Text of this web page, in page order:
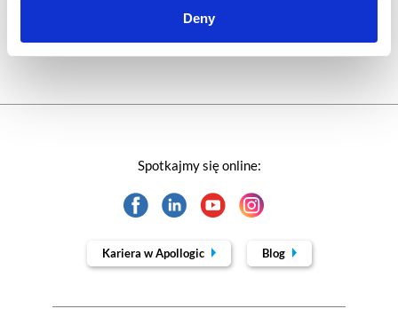
Deny
Spotkajmy się online:
Kariera w Apollogic Blog